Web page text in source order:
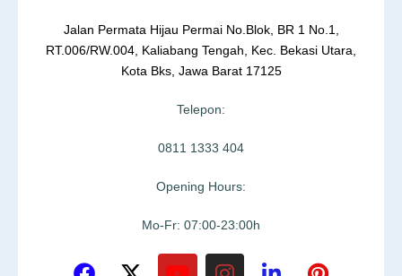
Jalan Permata Hijau Permai No.Blok, BR 1 No.1,
RT.006/RW.004, Kaliabang Tengah, Kec. Bekasi Utara,
Kota Bks, Jawa Barat 17125
Telepon:
0811 1333 404
Opening Hours:
Mo-Fr: 07:00-23:00h